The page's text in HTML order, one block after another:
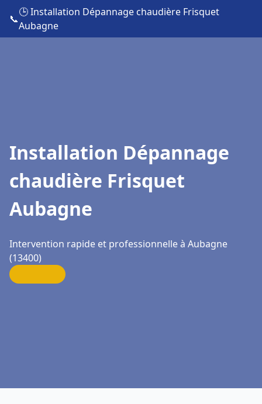
📞
🕒 Installation Dépannage chaudière Frisquet
Aubagne
Installation Dépannage
chaudière Frisquet
Aubagne
Intervention rapide et professionnelle à Aubagne
(13400)